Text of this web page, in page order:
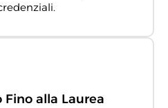
alla Laurea